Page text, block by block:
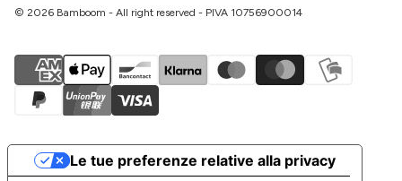
© 2026 Bamboom - All right reserved - PIVA 10756900014
Le tue preferenze relative alla privacy